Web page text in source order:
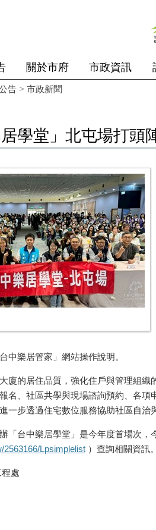
關於市府 市政資訊
告 > 市政新聞
學堂」北屯場打頭
中樂居管家」網站操作說明。
廈的居住品質，強化住戶與管理組
名、社區共學與現場諮詢預約、各
一步透過住宅數位服務協助社區自治
「台中樂居學堂」是今年度首場次
2563166/Lpsimplelist ）查詢相關資訊
處